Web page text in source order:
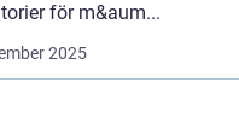
för m&aum...
2025